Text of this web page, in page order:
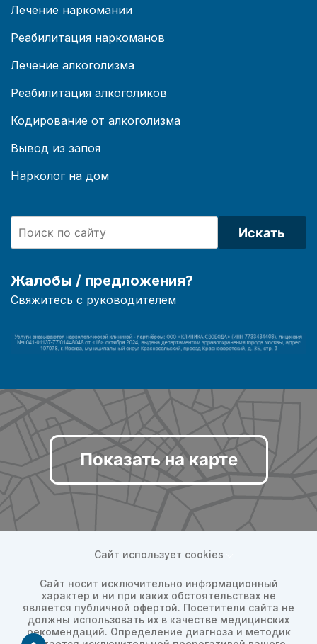
Лечение наркомании
Реабилитация наркоманов
Лечение алкоголизма
Реабилитация алкоголиков
Кодирование от алкоголизма
Вывод из запоя
Нарколог на дом
Искать
Жалобы / предложения?
Свяжитесь с руководителем
Показать на карте
Сайт использует cookies
Сайт носит исключительно информационный
характер и ни при каких обстоятельствах не
является публичной офертой. Посетители сайта не
должны использовать их в качестве медицинских
рекомендаций. Определение диагноза и методик